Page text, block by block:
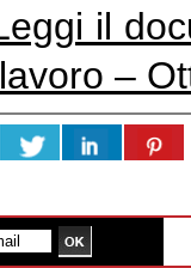
il
–